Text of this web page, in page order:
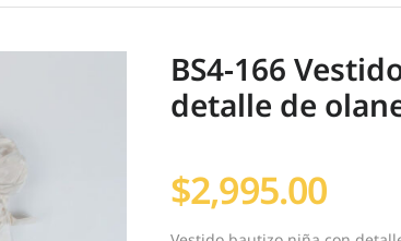
BS4-166
detalle de
$2,995.00